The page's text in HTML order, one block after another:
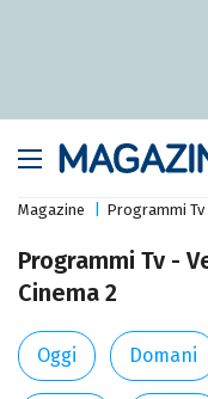
Magazine Programmi Tv
Programmi Tv -
Cinema 2
Oggi Domani